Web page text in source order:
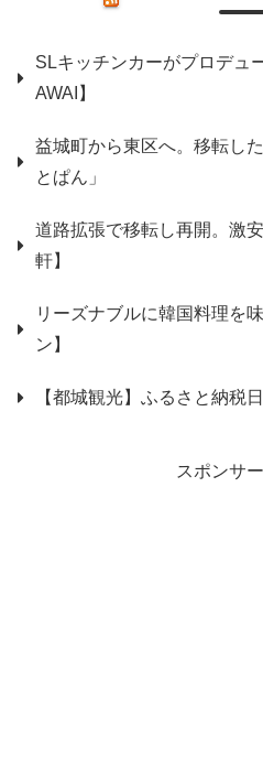
SLキッチンカーがプロデュ
AWAI】
益城町から東区へ。移転し
とぱん」
道路拡張で移転し再開。激
軒】
リーズナブルに韓国料理を
ン】
【都城観光】ふるさと納税
スポンサ